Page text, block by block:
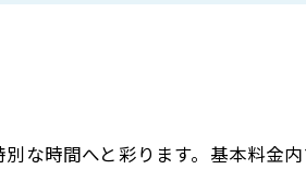
な時間へと彩ります。基本料金